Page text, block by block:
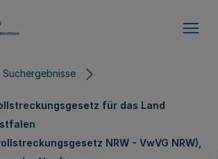
Suchergebnisse
für das Land
NRW - VwVG NRW),